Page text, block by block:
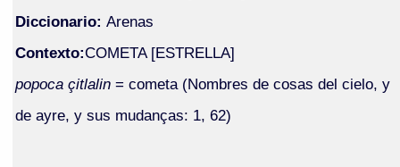
Diccionario: Arenas
Contexto:COMETA [ESTRELLA]
popoca çitlalin = cometa (Nombres de cosas del cielo, y
de ayre, y sus mudanças: 1, 62)